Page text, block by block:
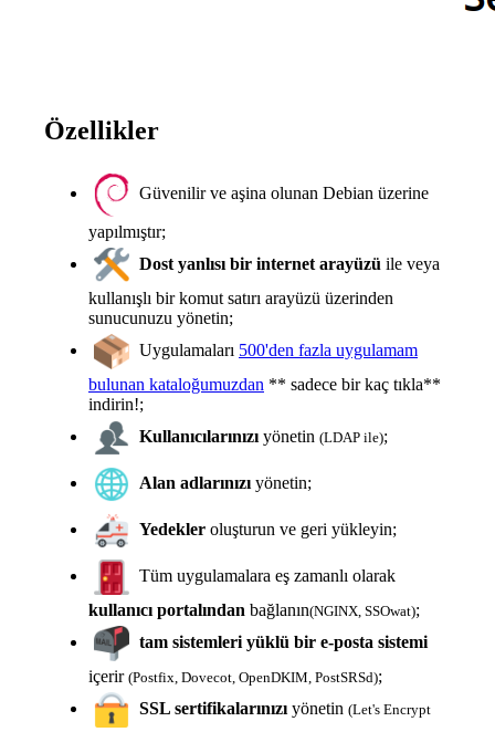
Özellikler
Güvenilir ve aşina olunan Debian üzerine
yapılmıştır;
Dost yanlısı bir internet arayüzü ile veya
kullanışlı bir komut satırı arayüzü üzerinden
sunucunuzu yönetin;
Uygulamaları 500'den fazla uygulamam
bulunan kataloğumuzdan ** sadece bir kaç tıkla**
indirin!;
Kullanıcılarınızı yönetin (LDAP ile);
Alan adlarınızı yönetin;
Yedekler oluşturun ve geri yükleyin;
Tüm uygulamalara eş zamanlı olarak
kullanıcı portalından bağlanın(NGINX, SSOwat);
tam sistemleri yüklü bir e-posta sistemi
içerir (Postfix, Dovecot, OpenDKIM, PostSRSd);
SSL sertifikalarınızı yönetin (Let's Encrypt